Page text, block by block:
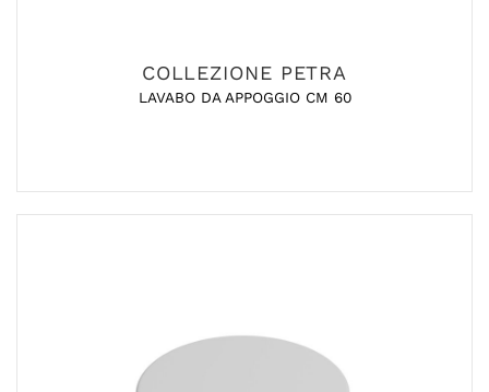
COLLEZIONE PETRA
LAVABO DA APPOGGIO CM 60